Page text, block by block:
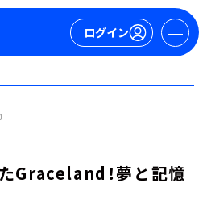
ログイン
Graceland！夢と記憶